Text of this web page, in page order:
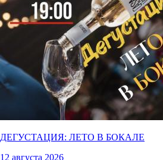
ДЕГУСТАЦИЯ: ЛЕТО В БОКАЛЕ
12 августа 2026